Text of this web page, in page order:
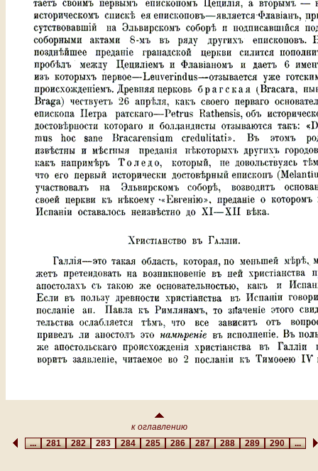
к оглавлению
...281282 283 284285286287288289290...